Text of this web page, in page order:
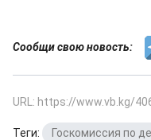
Сообщи свою новость:
URL: https://www.vb.kg/
Теги: Госкомиссия по